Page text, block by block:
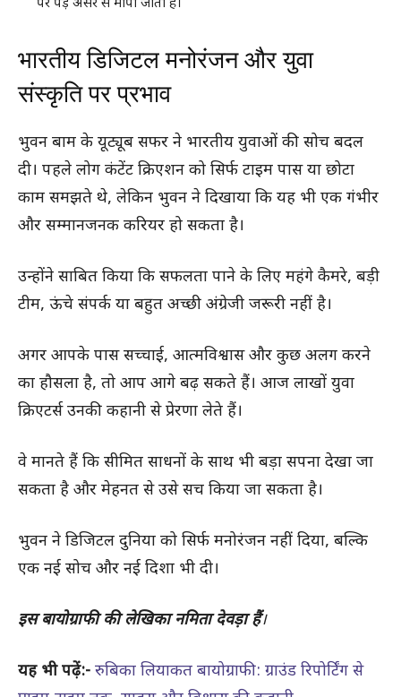
पर पड़े असर से मापी जाती है।
भारतीय डिजिटल मनोरंजन और युवा
संस्कृति पर प्रभाव
भुवन बाम के यूट्यूब सफर ने भारतीय युवाओं की सोच बदल
दी। पहले लोग कंटेंट क्रिएशन को सिर्फ टाइम पास या छोटा
काम समझते थे, लेकिन भुवन ने दिखाया कि यह भी एक गंभीर
और सम्मानजनक करियर हो सकता है।
उन्होंने साबित किया कि सफलता पाने के लिए महंगे कैमरे, बड़ी
टीम, ऊंचे संपर्क या बहुत अच्छी अंग्रेजी जरूरी नहीं है।
अगर आपके पास सच्चाई, आत्मविश्वास और कुछ अलग करने
का हौसला है, तो आप आगे बढ़ सकते हैं। आज लाखों युवा
क्रिएटर्स उनकी कहानी से प्रेरणा लेते हैं।
वे मानते हैं कि सीमित साधनों के साथ भी बड़ा सपना देखा जा
सकता है और मेहनत से उसे सच किया जा सकता है।
भुवन ने डिजिटल दुनिया को सिर्फ मनोरंजन नहीं दिया, बल्कि
एक नई सोच और नई दिशा भी दी।
इस बायोग्राफी की लेखिका नमिता देवड़ा हैं।
यह भी पढ़ें:- रुबिका लियाकत बायोग्राफी: ग्राउंड रिपोर्टिंग से